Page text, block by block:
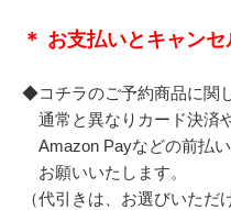
＊ お支払いとキャン
◆コチラのご予約商品に関
通常と異なりカード決済
Amazon Payなどの前払
お願いいたします。
（代引きは、お選びいただ